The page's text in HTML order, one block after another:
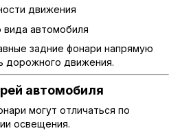
движения
вида автомобиля
задние фонари напрямую
дорожного движения.
автомобиля
могут отличаться по
освещения.